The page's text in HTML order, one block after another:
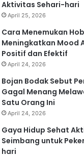
Aktivitas Sehari-hari
April 25, 2026
Cara Menemukan
Meningkatkan Mood
Positif dan Efektif
April 24, 2026
Bojan Bodak Sebut
Gagal Menang
Satu Orang Ini
April 24, 2026
Gaya Hidup Sehat
Seimbang untuk
hari